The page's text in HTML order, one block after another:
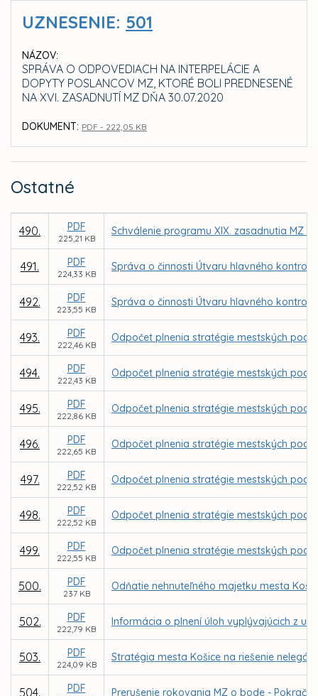
UZNESENIE: 501
NÁZOV:
SPRÁVA O ODPOVEDIACH NA INTERPELÁCIE A
DOPYTY POSLANCOV MZ, KTORÉ BOLI PREDNESENÉ
NA XVI. ZASADNUTÍ MZ DŇA 30.07.2020
DOKUMENT: PDF - 222,05 KB
Ostatné
490. PDF
225,21 KB
Schválenie programu XIX. zasadnutia MZ v
491. PDF
224,33 KB
Správa o činnosti Útvaru hlavného
492. PDF
223,55 KB
Správa o činnosti Útvaru hlavného
493. PDF
222,46 KB
Odpočet plnenia stratégie mestských
494. PDF
222,43 KB
Odpočet plnenia stratégie mestských
495. PDF
222,86 KB
Odpočet plnenia stratégie mestských
496. PDF
222,65 KB
Odpočet plnenia stratégie mestských
497. PDF
222,52 KB
Odpočet plnenia stratégie mestských
498. PDF
222,52 KB
Odpočet plnenia stratégie mestských
499. PDF
222,55 KB
Odpočet plnenia stratégie mestských
500. PDF
237 KB
Odňatie nehnuteľného majetku mesta
502. PDF
222,79 KB
Informácia o plnení úloh vyplývajúcich z
503. PDF
224,09 KB
Stratégia mesta Košice na riešenie
504. PDF Prerušenie rokovania MZ o bode -